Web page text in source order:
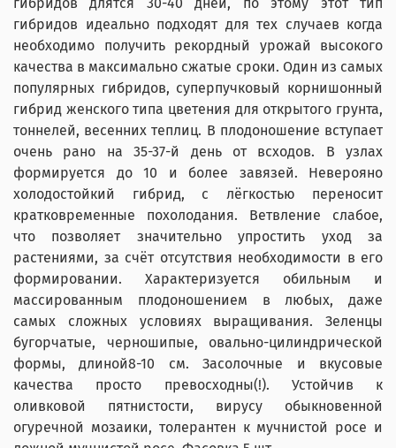
гибридов длятся 30-40 дней, по этому этот тип
гибридов идеально подходят для тех случаев когда
необходимо получить рекордный урожай высокого
качества в максимально сжатые сроки. Один из самых
популярных гибридов, суперпучковый корнишонный
гибрид женского типа цветения для открытого грунта,
тоннелей, весенних теплиц. В плодоношение вступает
очень рано на 35-37-й день от всходов. В узлах
формируется до 10 и более завязей. Неверояно
холодостойкий гибрид, с лёгкостью переносит
кратковременные похолодания. Ветвление слабое,
что позволяет значительно упростить уход за
растениями, за счёт отсутствия необходимости в его
формировании. Характеризуется обильным и
массированным плодоношением в любых, даже
самых сложных условиях выращивания. Зеленцы
бугорчатые, черношипые, овально-цилиндрической
формы, длиной8-10 см. Засолочные и вкусовые
качества просто превосходны(!). Устойчив к
оливковой пятнистости, вирусу обыкновенной
огуречной мозаики, толерантен к мучнистой росе и